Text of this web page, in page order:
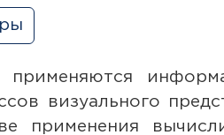
визуального
применения